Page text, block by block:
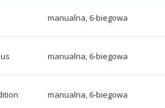
manualna, 6-biegowa
manualna, 6-biegowa
manualna, 6-biegowa